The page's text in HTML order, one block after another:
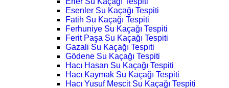
Esenler Su Kaçağı Tespiti
Fatih Su Kaçağı Tespiti
Ferhuniye Su Kaçağı Tespiti
Ferit Paşa Su Kaçağı Tespiti
Gazali Su Kaçağı Tespiti
Gödene Su Kaçağı Tespiti
Hacı Hasan Su Kaçağı Tespiti
Hacı Kaymak Su Kaçağı Tespiti
Hacı Yusuf Mescit Su Kaçağı Tespiti